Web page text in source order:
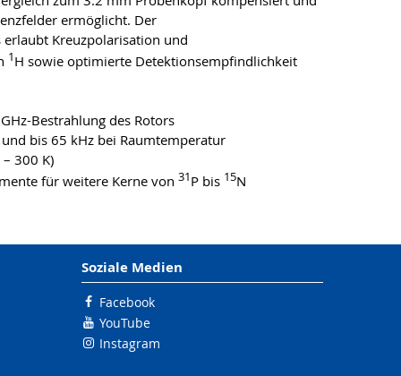
ermöglicht. Der
Kreuzpolarisation und
1H sowie optimierte Detektionsempfindlichkeit
Bestrahlung des Rotors
bis 65 kHz bei Raumtemperatur
300 K)
für weitere Kerne von 31P bis 15N
Soziale Medien
Facebook
YouTube
Instagram